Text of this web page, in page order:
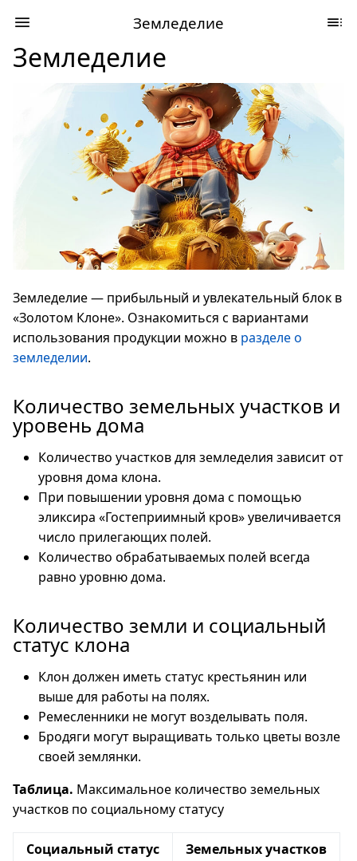
Земледелие
Земледелие
Земледелие — прибыльный и увлекательный блок в
«Золотом Клоне». Ознакомиться с вариантами
использования продукции можно в разделе о
земледелии.
Количество земельных участков и
уровень дома
Количество участков для земледелия зависит от
уровня дома клона.
При повышении уровня дома с помощью
эликсира «Гостеприимный кров» увеличивается
число прилегающих полей.
Количество обрабатываемых полей всегда
равно уровню дома.
Количество земли и социальный
статус клона
Клон должен иметь статус крестьянин или
выше для работы на полях.
Ремесленники не могут возделывать поля.
Бродяги могут выращивать только цветы возле
своей землянки.
Таблица. Максимальное количество земельных
участков по социальному статусу
Социальный статус
Земельных участков